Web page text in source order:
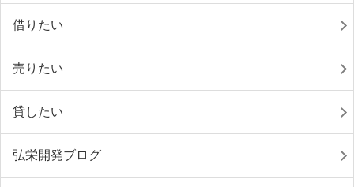
借りたい
売りたい
貸したい
弘栄開発ブログ